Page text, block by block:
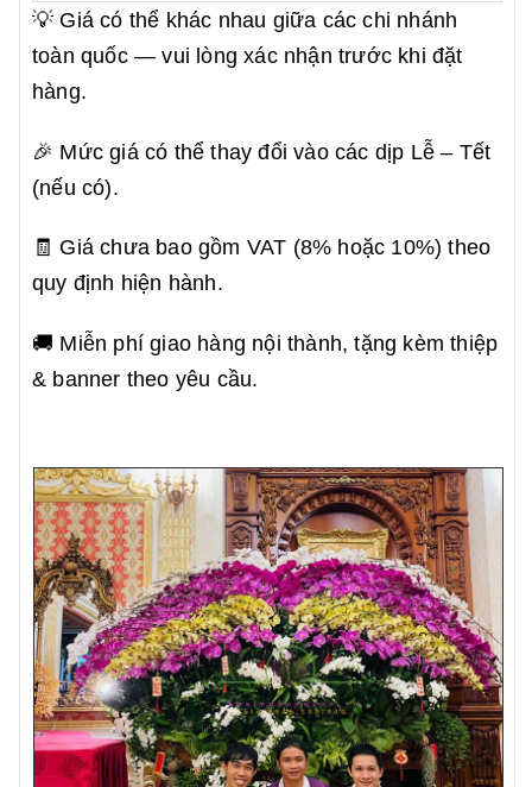
💡 Giá có thể khác nhau giữa các chi nhánh
toàn quốc — vui lòng xác nhận trước khi đặt
hàng.
🎉 Mức giá có thể thay đổi vào các dịp Lễ – Tết
(nếu có).
🧾 Giá chưa bao gồm VAT (8% hoặc 10%) theo
quy định hiện hành.
🚚 Miễn phí giao hàng nội thành, tặng kèm thiệp
& banner theo yêu cầu.